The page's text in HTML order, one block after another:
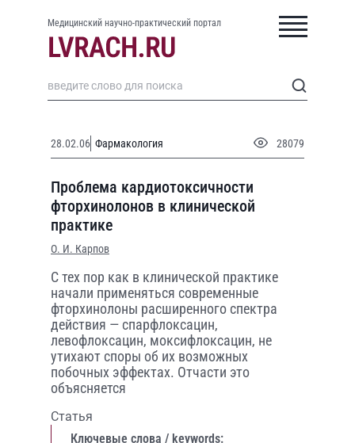
Медицинский научно-практический портал
28.02.06 Фармакология 28079
Проблема кардиотоксичности
фторхинолонов в клинической
практике
О. И. Карпов
С тех пор как в клинической практике
начали применяться современные
фторхинолоны расширенного спектра
действия — спарфлоксацин,
левофлоксацин, моксифлоксацин, не
утихают споры об их возможных
побочных эффектах. Отчасти это
объясняется
Статья
Ключевые слова / keywords: